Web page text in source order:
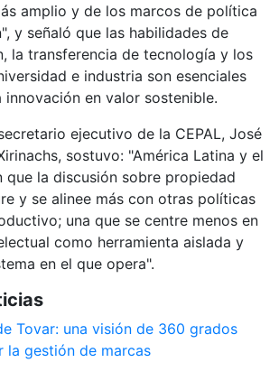
amplio y de los marcos de política
y señaló que las habilidades de
la transferencia de tecnología y los
e industria son esenciales
en valor sostenible.
ejecutivo de la CEPAL, José
sostuvo: "América Latina y el
que la discusión sobre propiedad
y se alinee más con otras políticas
una que se centre menos en
como herramienta aislada y
en el que opera".